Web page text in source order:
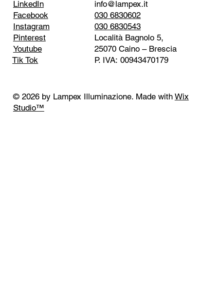
LinkedIn
Facebook
Instagram
Pinterest
Youtube
Tik Tok
info@lampex.it
030 6830602
030 6830543
Località Bagnolo 5,
25070 Caino – Brescia
P. IVA: 00943470179
© 2026 by Lampex Illuminazione. Made with Wix
Studio™